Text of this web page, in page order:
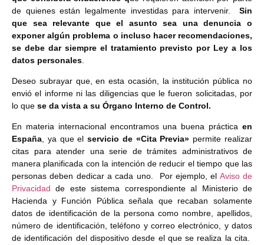
de quienes están legalmente investidas para intervenir. Sin
que sea relevante que el asunto sea una denuncia o
exponer algún problema o incluso hacer recomendaciones,
se debe dar siempre el tratamiento previsto por Ley a los
datos personales
Deseo subrayar que, en esta ocasión, la institución pública no
envió el informe ni las diligencias que le fueron solicitadas, por
lo que se da vista a su Órgano Interno de Control.
En materia internacional encontramos una buena práctica en
España, ya que elservicio de «Cita Previa» permite realizar
citas para atender una serie de trámites administrativos de
manera planificada con la intención de reducir el tiempo que las
personas deben dedicar a cada uno. Por ejemplo, el Aviso de
Privacidad de este sistema correspondiente al Ministerio de
Hacienda y Función Pública señala que recaban solamente
datos de identificación de la persona como nombre, apellidos,
número de identificación, teléfono y correo electrónico, y datos
de identificación del dispositivo desde el que se realiza la cita.